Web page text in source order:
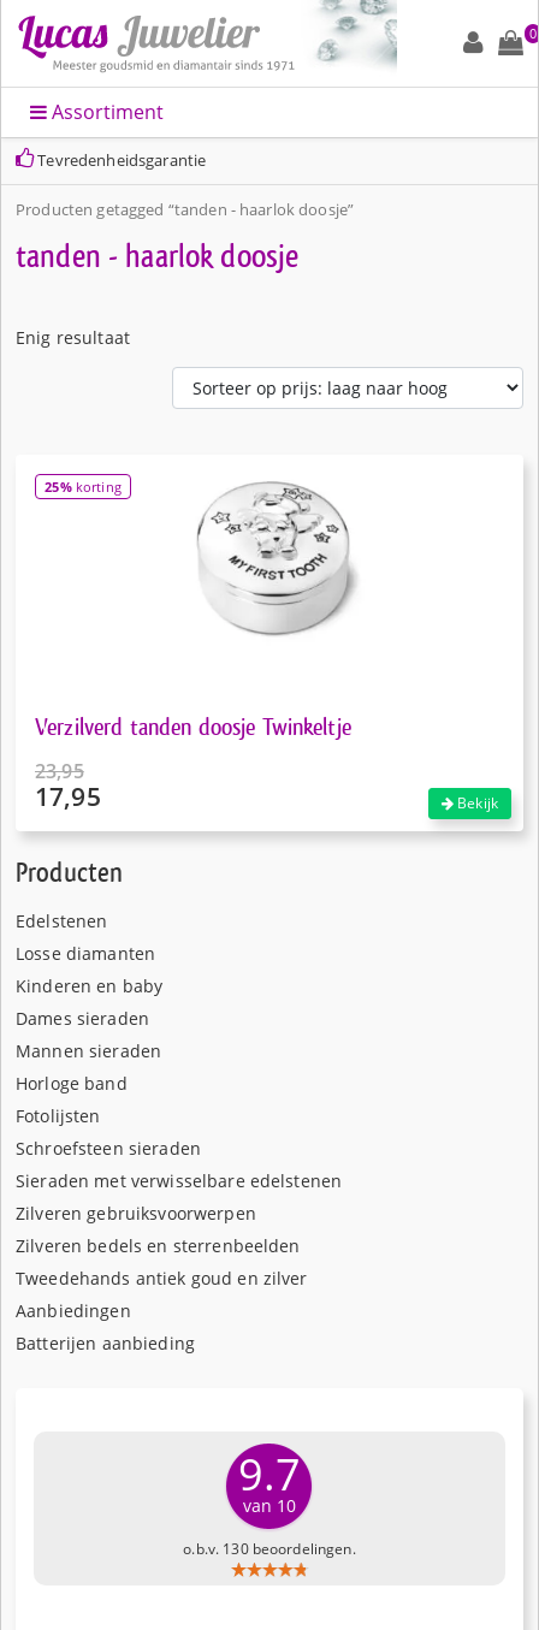
0
Assortiment
Tevredenheidsgarantie
Producten getagged “tanden - haarlok doosje”
Producten
Edelstenen
Losse diamanten
Kinderen en baby
Dames sieraden
Mannen sieraden
Horloge band
Fotolijsten
Schroefsteen sieraden
Sieraden met verwisselbare edelstenen
Zilveren gebruiksvoorwerpen
Zilveren bedels en sterrenbeelden
Tweedehands antiek goud en zilver
Aanbiedingen
Batterijen aanbieding
9.7
van 10
o.b.v. 130 beoordelingen.
tanden - haarlok doosje
Enig resultaat
25%korting
Verzilverd tanden doosje Twinkeltje
23,95
Oorspronkelijke
€23,95.
17,95
is:
Bekijk